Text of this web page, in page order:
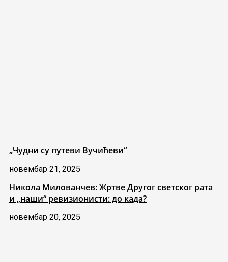
„Чудни су путеви Вучићеви“
новембар 21, 2025
Никола Милованчев: Жртве Другог светског рата
и „наши“ ревизионисти: до када?
новембар 20, 2025